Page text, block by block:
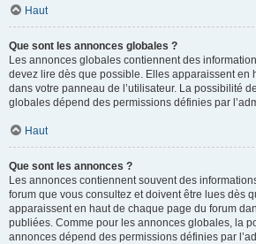
Haut
Que sont les annonces globales ?
Les annonces globales contiennent des
devez lire dès que possible. Elles apparaissent en
dans votre panneau de l’utilisateur. La possibilité
globales dépend des permissions définies par
Haut
Que sont les annonces ?
Les annonces contiennent souvent des
forum que vous consultez et doivent être lues dès
apparaissent en haut de chaque page du forum
publiées. Comme pour les annonces globales, la
annonces dépend des permissions définies par